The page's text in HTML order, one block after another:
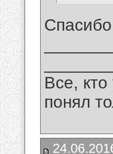
Все,
понял